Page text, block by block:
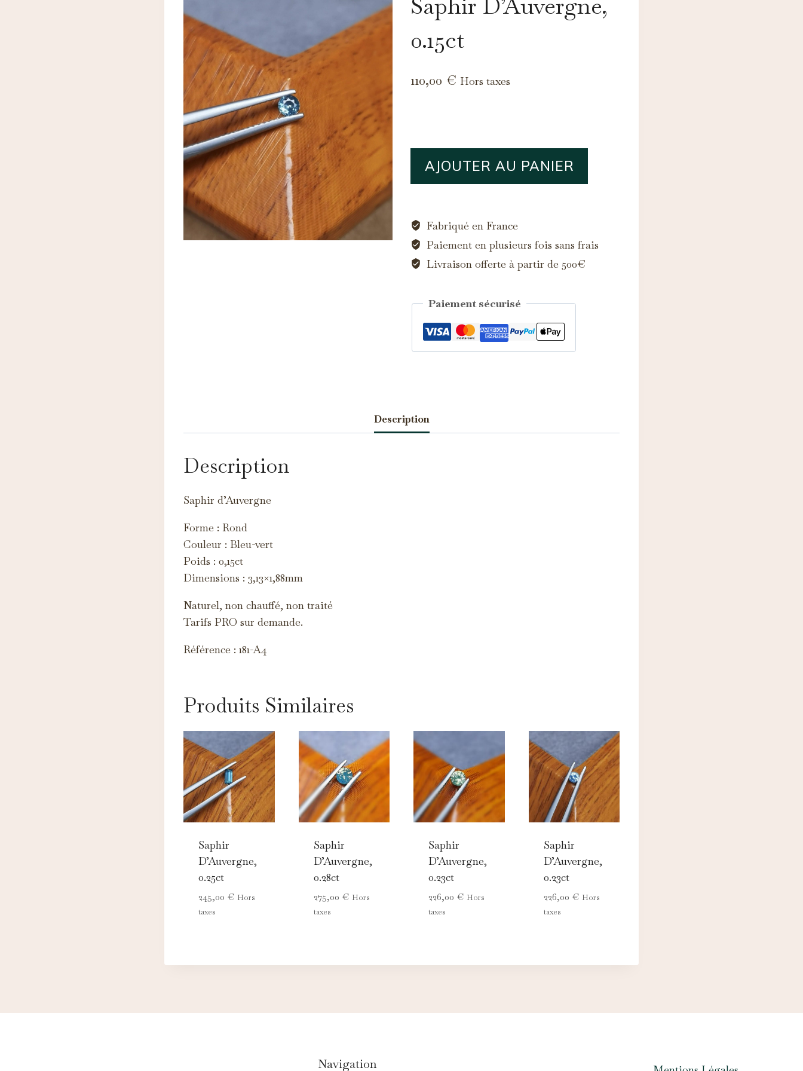
0.15ct
110,00 € Hors taxes
0.15ct
AJOUTER AU PANIER
Fabriqué en France
Paiement en plusieurs fois sans frais
Livraison offerte à partir de 500€
Paiement sécurisé
Description
Description
Saphir d’Auvergne
Forme : Rond
Couleur : Bleu-vert
Poids : 0,15ct
Dimensions : 3,13×1,88mm
Naturel, non chauffé, non traité
Tarifs PRO sur demande.
Référence : 181-A4
Produits Similaires
Saphir
D’Auvergne,
0.25ct
245,00 € Hors
taxes
Saphir
D’Auvergne,
0.28ct
275,00 € Hors
taxes
Saphir
D’Auvergne,
0.23ct
226,00 € Hors
taxes
Saphir
D’Auvergne,
0.23ct
226,00 € Hors
taxes
Navigation
Nécessaires TOUJOURS ACTIFS
contenus (Google Analytics, Matomo…).
Ces cookies servent à vous proposer des publicités adaptées à vos centres
d'intérêt.